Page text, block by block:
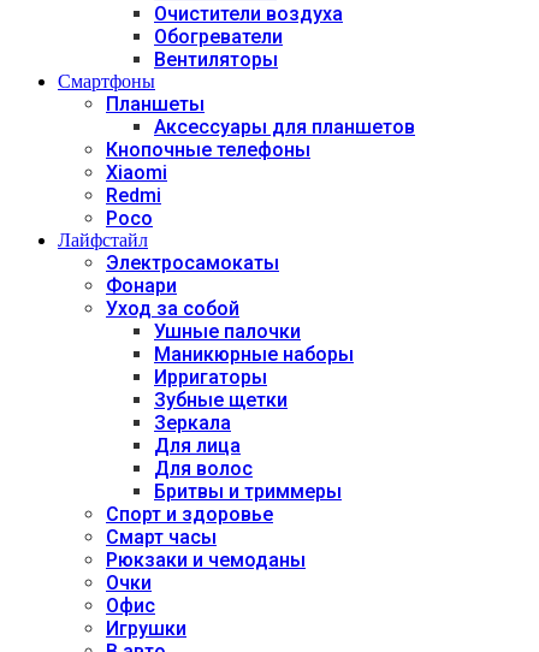
Очистители воздуха
Обогреватели
Вентиляторы
Смартфоны
Планшеты
Аксессуары для планшетов
Кнопочные телефоны
Xiaomi
Redmi
Poco
Лайфстайл
Электросамокаты
Фонари
Уход за собой
Ушные палочки
Маникюрные наборы
Ирригаторы
Зубные щетки
Зеркала
Для лица
Для волос
Бритвы и триммеры
Спорт и здоровье
Смарт часы
Рюкзаки и чемоданы
Очки
Офис
Игрушки